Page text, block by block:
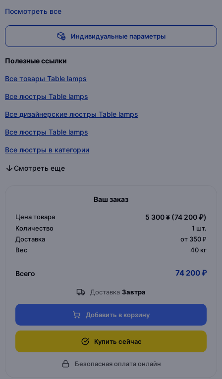
Посмотреть все
Индивидуальные параметры
Полезные ссылки
Все товары Table lamps
Все люстры Table lamps
Все дизайнерские люстры Table lamps
Все люстры Table lamps
Все люстры в категории
Все дизайнерские люстры в категории
Все люстры в категории
Смотреть еще
Ваш заказ
Цена товара 5 300 ¥ (74 200 ₽)
Количество 1 шт.
Доставка
от 350 ₽
Вес
40 кг
Всего 74 200 ₽
Доставка Завтра
Добавить в корзину
Купить сейчас
Безопасная оплата онлайн